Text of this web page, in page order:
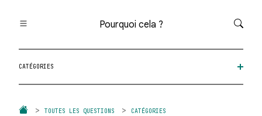
Pourquoi cela ?
Toutes les questions
Catégories
Question au hasard
CATÉGORIES
TOUTES LES QUESTIONS
CATÉGORIES